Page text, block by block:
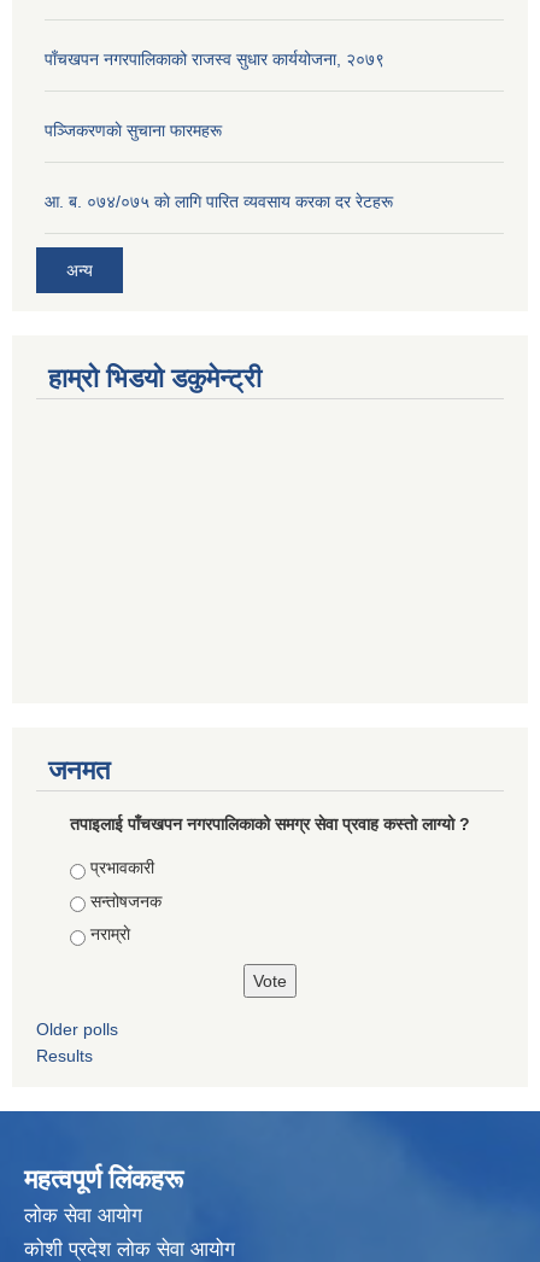
पाँचखपन नगरपालिकाको राजस्व सुधार कार्ययोजना, २०७९
पञ्जिकरणकाे सुचाना फारमहरू
आ. ब. ०७४/०७५ काे लागि पारित व्यवसाय करका दर रेटहरू
अन्य
हाम्रो भिडयो डकुमेन्ट्री
जनमत
तपाइलाई पाँचखपन नगरपालिकाको समग्र सेवा प्रवाह कस्तो लाग्यो ?
Choices
प्रभावकारी
सन्तोषजनक
नराम्राे
Older polls
Results
महत्वपूर्ण लिंकहरू
लाेक सेवा आयाेग
कोशी प्रदेश लोक सेवा आयोग